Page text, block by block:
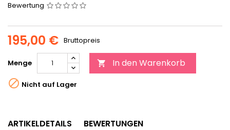
Bewertung
195,00 € Bruttopreis
Menge  In den Warenkorb
 Nicht auf Lager
ARTIKELDETAILS BEWERTUNGEN